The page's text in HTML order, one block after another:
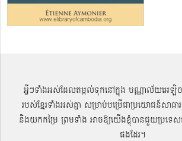
អ្វីៗទាំងអស់ដែលតម្កល់ទុកនៅក្នុង បណ្ណាល័យអេឡិចត្
របស់ខ្មែរទាំងអស់គ្នា សម្រាប់បម្រើជាប្រយោជន៍សា
និងយកកម្រៃ ព្រមទាំង អាចឱ្យយើងខ្ញុំបានជួយប្រទេ
ផងដែរ។